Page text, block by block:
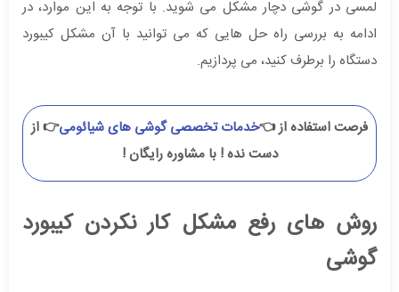
لمسی در گوشی دچار مشکل می شوید. با توجه به این موارد، در
ادامه به بررسی راه حل هایی که می توانید با آن مشکل کیبورد
دستگاه را برطرف کنید، می پردازیم.
فرصت استفاده از 👈خدمات تخصصی گوشی های شیائومی👉 از
دست نده ! با مشاوره رایگان !
روش های رفع مشکل کار نکردن کیبورد
گوشی